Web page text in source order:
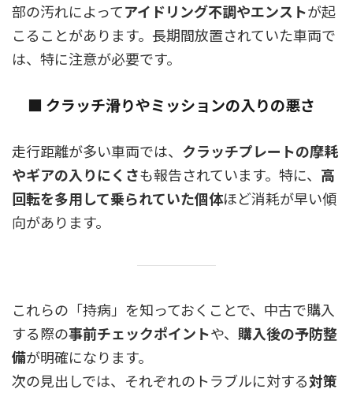
部の汚れによってアイドリング不調やエンストが起
こることがあります。長期間放置されていた車両で
は、特に注意が必要です。
■ クラッチ滑りやミッションの入りの悪さ
走行距離が多い車両では、 クラッチプレートの摩耗
やギアの入りにくさも報告されています。特に、 高
回転を多用して乗られていた個体ほど消耗が早い傾
向があります。
これらの「持病」を知っておくことで、中古で購入
する際の事前チェックポイントや、 購入後の予防整
備が明確になります。
次の見出しでは、それぞれのトラブルに対する対策